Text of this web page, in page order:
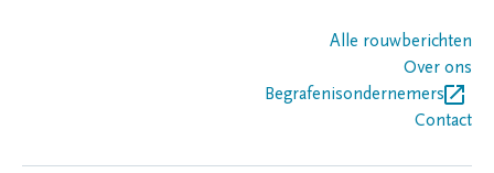
Alle rouwberichten
Over ons
Begrafenisondernemers
Contact